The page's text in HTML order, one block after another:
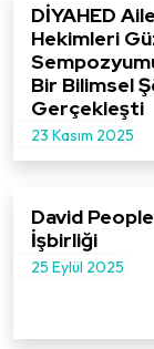
DİYAHED Aile
Hekimleri
Bir Bilimsel
Gerçekleşti
23 Kasım 2025
David
İşbirliği
25 Eylül 2025